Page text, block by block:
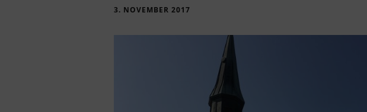
3. NOVEMBER 2017